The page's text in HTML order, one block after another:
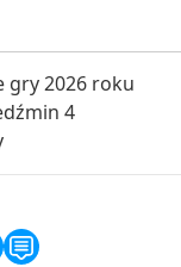
gry 2026 roku
4